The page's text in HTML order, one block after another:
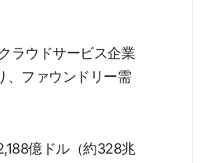
ラウドサービス企業
、ファウンドリー需
億ドル（約328兆